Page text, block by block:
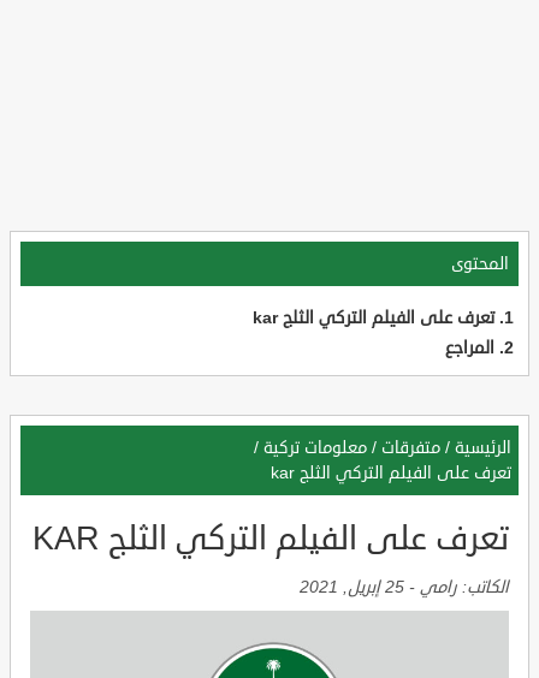
المحتوى
تعرف على الفيلم التركي الثلج kar
المراجع
الرئيسية / متفرقات / معلومات تركية /
تعرف على الفيلم التركي الثلج kar
تعرف على الفيلم التركي الثلج KAR
الكاتب: رامي - 25 إبريل, 2021